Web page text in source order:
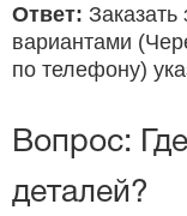
Ответ:
вариантами
по телефону)
Вопрос:
деталей?